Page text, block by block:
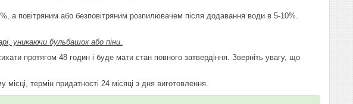
а повітряним або безповітряним розпилювачем після додавання води в 5-10%.
уникаючи бульбашок або піни.
протягом 48 годин і буде мати стан повного затвердіння. Зверніть увагу, що
місці, термін придатності 24 місяці з дня виготовлення.